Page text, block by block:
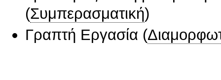
(Συμπερασματική)
Γραπτή Εργασία (